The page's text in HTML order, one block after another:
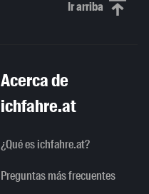
Ir arribaScroll to
Acerca de
ichfahre.at
¿Qué es ichfahre.at?
Preguntas más frecuentes